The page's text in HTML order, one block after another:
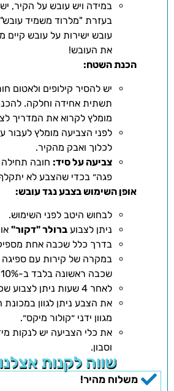
במידה ויש עובש על הקיר,
בעזרת "מלרוד משמיד
עובש ישירות על עובש
את העובש!
הכנת השטח:
יש להסיר קילופים ולאטום
תשתית אחידה וחלקה.
מומלץ לקרוא את המדריך
לפני הצביעה מומלץ
לכלוך ואבק מהקיר.
צביעה על סיד: חובה
פגה״ בכדי שהצבע לא
אופן השימוש בצבע נגד עובש:
לבחוש היטב לפני השימוש.
ניתן לצבוע ברולר "דקור"
בדרך כלל שכבה אחת
במקרה של קירות עם ספיגה
שכבה ראשונה בלבד ב-10% מים.
לאחר 4 שעות ניתן לצבוע שכבה שנייה ללא דילול.
את הצבע ניתן לגוון במכונת
מגוון ידני ״קולור מיקס״.
את כלי הצביעה יש לנקות
וסבון.
שווה לקנות
משלוח מהיר!